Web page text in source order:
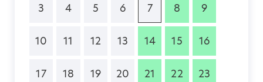
3 4 5 6 7 8 9
10 11 12 13 14 15 16
17 18 19 20 21 22 23